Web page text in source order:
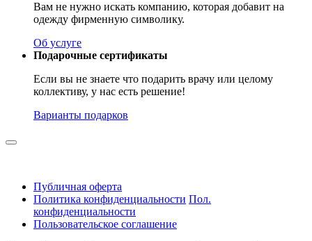
Вам не нужно искать компанию, которая добавит на
одежду фирменную символику.
Об услуге
Подарочные сертификаты
Если вы не знаете что подарить врачу или целому
коллективу, у нас есть решение!
Варианты подарков
Публичная оферта
Политика конфиденциальности Пол.
конфиденциальности
Пользовательское соглашение